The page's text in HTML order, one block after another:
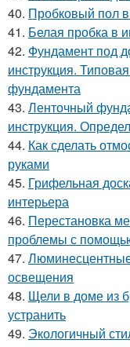
40. Пробковый пол
41. Белая пробка в
42. Фундамент под
инструкция.
фундамента
43. Ленточный
инструкция.
44. Как сделать
руками
45. Грифельная
интерьера
46. Перестановка
проблемы с
47.
освещения
48. Щели в доме из
устранить
49. Экологичный